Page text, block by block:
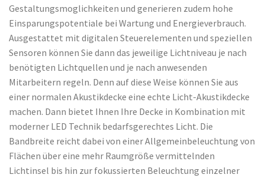
Gestaltungsmoglichkeiten und generieren zudem hohe
Einsparungspotentiale bei Wartung und Energieverbrauch.
Ausgestattet mit digitalen Steuerelementen und speziellen
Sensoren können Sie dann das jeweilige Lichtniveau je nach
benötigten Lichtquellen und je nach anwesenden
Mitarbeitern regeln. Denn auf diese Weise können Sie aus
einer normalen Akustikdecke eine echte Licht-Akustikdecke
machen. Dann bietet Ihnen Ihre Decke in Kombination mit
moderner LED Technik bedarfsgerechtes Licht. Die
Bandbreite reicht dabei von einer Allgemeinbeleuchtung von
Flächen über eine mehr Raumgröße vermittelnden
Lichtinsel bis hin zur fokussierten Beleuchtung einzelner